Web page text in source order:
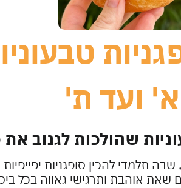
ועד ת'
שהולכות לגנוב
שבה תלמדי להכין סופגניות
שאת אוהבת ותרגישי גאווה בכל